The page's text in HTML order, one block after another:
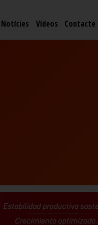
Notícies Vídeos Contacte